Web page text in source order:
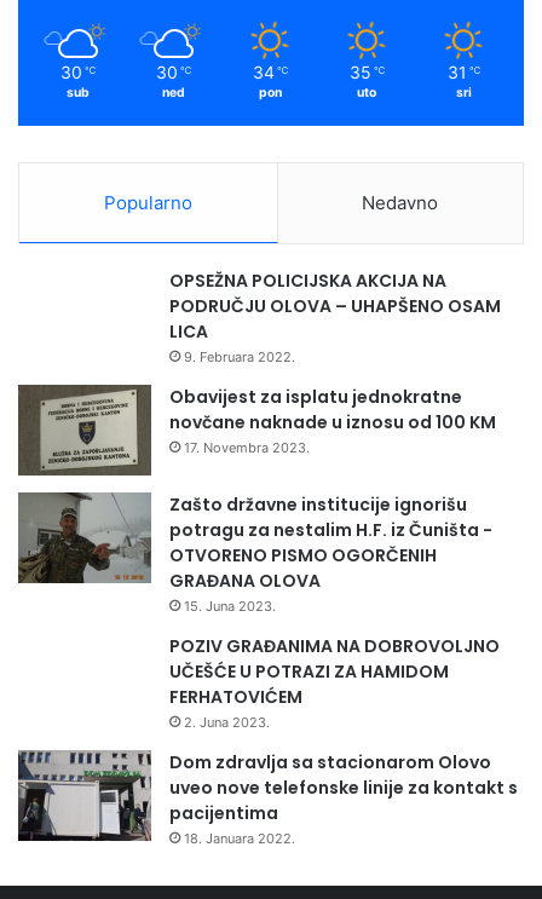
30 ℃
sub
30 ℃
ned
34 ℃
pon
35 ℃
uto
31 ℃
sri
Popularno Nedavno
OPSEŽNA POLICIJSKA AKCIJA NA
PODRUČJU OLOVA – UHAPŠENO OSAM
LICA
9. Februara 2022.
Obavijest za isplatu jednokratne
novčane naknade u iznosu od 100 KM
17. Novembra 2023.
Zašto državne institucije ignorišu
potragu za nestalim H.F. iz Čuništa -
OTVORENO PISMO OGORČENIH
GRAĐANA OLOVA
15. Juna 2023.
POZIV GRAĐANIMA NA DOBROVOLJNO
UČEŠĆE U POTRAZI ZA HAMIDOM
FERHATOVIĆEM
2. Juna 2023.
Dom zdravlja sa stacionarom Olovo
uveo nove telefonske linije za kontakt s
pacijentima
18. Januara 2022.